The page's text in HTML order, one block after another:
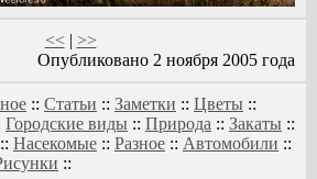
<<| >>
Опубликовано 2 ноября 2005 года
:: Статьи :: Заметки :: Цветы ::
Городские виды :: Природа :: Закаты ::
:: Насекомые :: Разное :: Автомобили ::
::